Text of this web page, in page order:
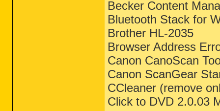
Becker Content
Bluetooth Stack for
Brother HL-2035
Browser Address
Canon CanoScan
Canon ScanGear
CCleaner (remove
Click to DVD 2.0.03